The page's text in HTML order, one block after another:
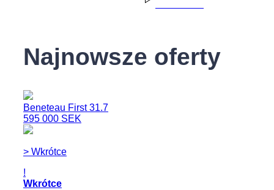
Najnowsze oferty
Beneteau First 31.7
595 000 SEK
> Wkrótce
!
Wkrótce